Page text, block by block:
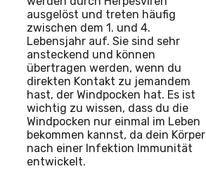
ausgelöst und treten häufig
zwischen dem 1. und 4.
Lebensjahr auf. Sie sind sehr
ansteckend und können
übertragen werden, wenn du
direkten Kontakt zu jemandem
hast, der Windpocken hat. Es ist
wichtig zu wissen, dass du die
Windpocken nur einmal im Leben
bekommen kannst, da dein Körper
nach einer Infektion Immunität
entwickelt.